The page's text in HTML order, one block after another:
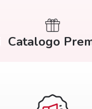
Catalogo